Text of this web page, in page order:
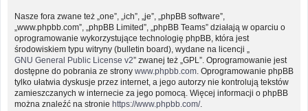
Nasze fora zwane też „one”, „ich”, „je”, „phpBB software”,
„www.phpbb.com”, „phpBB Limited”, „phpBB Teams” działają w oparciu o
oprogramowanie wykorzystujące technologię phpBB, która jest
środowiskiem typu witryny (bulletin board), wydane na licencji „
GNU General Public License v2” zwanej też „GPL”. Oprogramowanie jest
dostępne do pobrania ze strony www.phpbb.com . Oprogramowanie phpBB
tylko ułatwia dyskusje przez internet, a jego autorzy nie kontrolują tekstów
zamieszczanych w internecie za jego pomocą. Więcej informacji o phpBB
można znaleźć na stronie https://www.phpbb.com/.